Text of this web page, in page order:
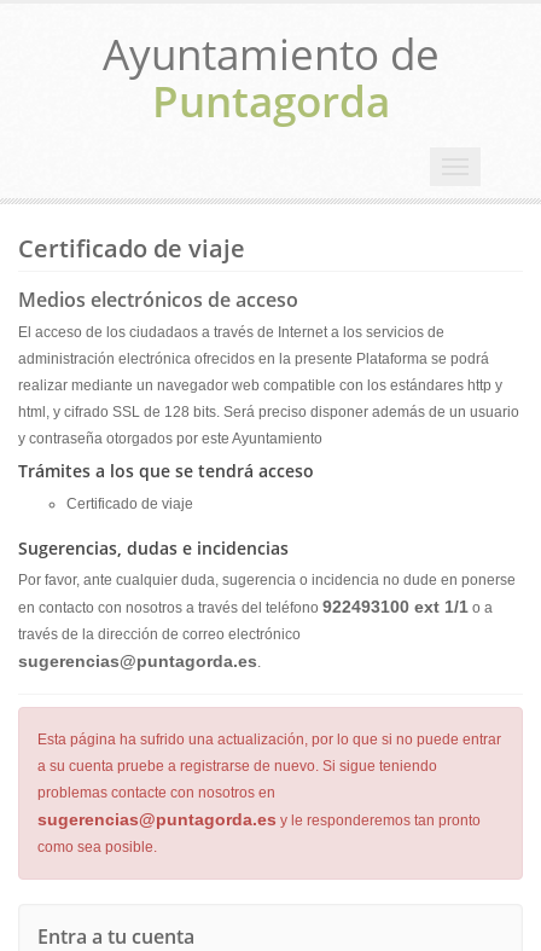
Ayuntamiento de
Puntagorda
navigation
Certificado de viaje
Medios electrónicos de acceso
El acceso de los ciudadaos a través de Internet a los servicios de
administración electrónica ofrecidos en la presente Plataforma se podrá
realizar mediante un navegador web compatible con los estándares http y
html, y cifrado SSL de 128 bits. Será preciso disponer además de un usuario
y contraseña otorgados por este Ayuntamiento
Trámites a los que se tendrá acceso
Certificado de viaje
Sugerencias, dudas e incidencias
Por favor, ante cualquier duda, sugerencia o incidencia no dude en ponerse
en contacto con nosotros a través del teléfono 922493100 ext 1/1 o a
través de la dirección de correo electrónico
se.adrogatnup@saicneregus.
Esta página ha sufrido una actualización, por lo que si no puede entrar
a su cuenta pruebe a registrarse de nuevo. Si sigue teniendo
problemas contacte con nosotros en
se.adrogatnup@saicneregus y le responderemos tan pronto
como sea posible.
Entra a tu cuenta